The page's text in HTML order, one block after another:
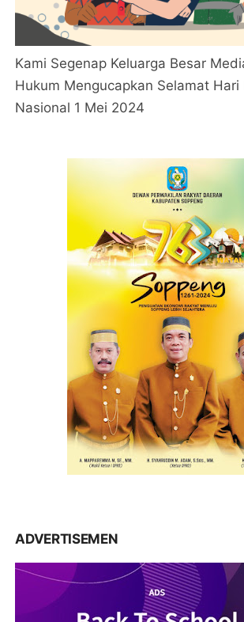
Kami Segenap Keluarga Besar
Hukum Mengucapkan Selamat Hari
Nasional 1 Mei 2024
ADVERTISEMEN